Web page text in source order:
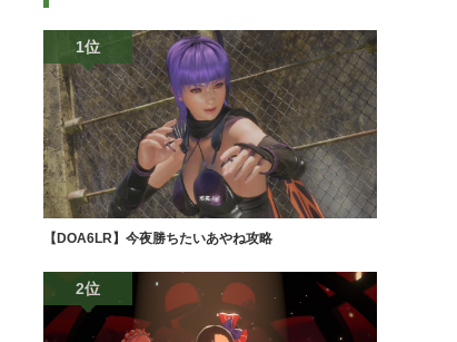
1位
【DOA6LR】今夜勝ちたいあやね攻略
2位